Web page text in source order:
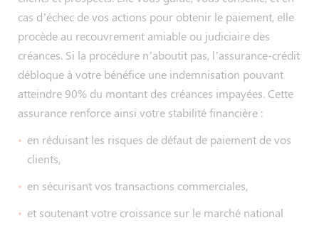
cas d’échec de vos actions pour obtenir le paiement, elle
procède au recouvrement amiable ou judiciaire des
créances. Si la procédure n’aboutit pas, l’assurance-crédit
débloque à votre bénéfice une indemnisation pouvant
atteindre 90% du montant des créances impayées. Cette
assurance renforce ainsi votre stabilité financière :
en réduisant les risques de défaut de paiement de vos
clients,
en sécurisant vos transactions commerciales,
et soutenant votre croissance sur le marché national